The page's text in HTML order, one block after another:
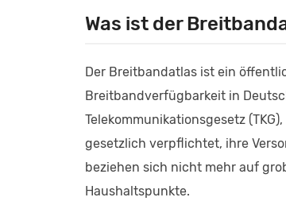
Was ist der
Der Breitbandatlas ist ein
Breitbandverfügbarkeit in
Telekommunikationsgesetz
gesetzlich verpflichtet, ihre
beziehen sich nicht mehr auf
Haushaltspunkte.